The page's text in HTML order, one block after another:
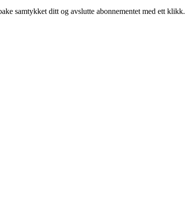
samtykket ditt og avslutte abonnementet med ett klikk.